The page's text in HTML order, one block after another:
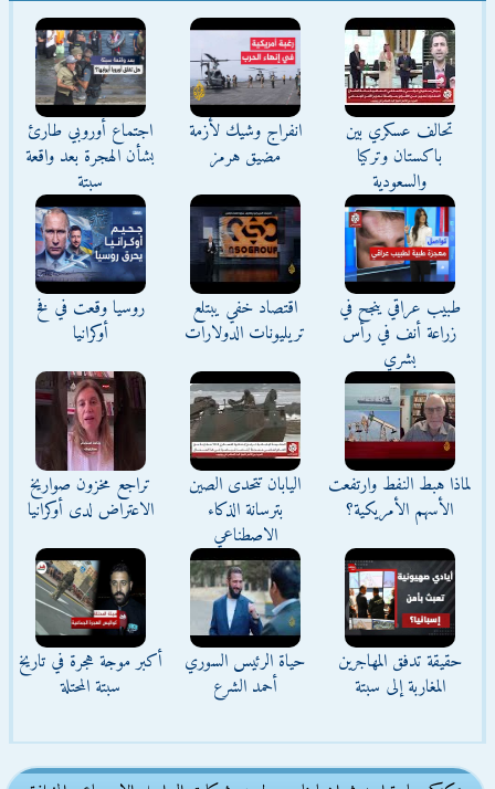
تحالف عسكري بين
باكستان وتركيا
والسعودية
انفراج وشيك لأزمة
مضيق هرمز
اجتماع أوروبي طارئ
بشأن الهجرة بعد واقعة
سبتة
طبيب عراقي ينجح في
زراعة أنف في رأس
بشري
اقتصاد خفي يبتلع
تريليونات الدولارات
روسيا وقعت في فخ
أوكرانيا
لماذا هبط النفط وارتفعت
الأسهم الأمريكية؟
اليابان تتحدى الصين
بترسانة الذكاء
الاصطناعي
تراجع مخزون صواريخ
الاعتراض لدى أوكرانيا
حقيقة تدفق المهاجرين
المغاربة إلى سبتة
حياة الرئيس السوري
أحمد الشرع
أكبر موجة هجرة في تاريخ
سبتة المحتلة